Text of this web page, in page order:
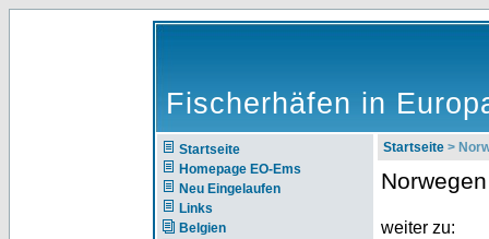
Fischerhäfen in
Startseite
Homepage EO-Ems
Neu Eingelaufen
Links
Belgien
Startseite >
Norwegen
weiter zu: